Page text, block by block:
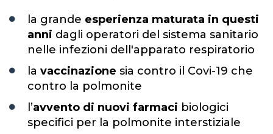
la grande esperienza maturata in questi
anni dagli operatori del sistema sanitario
nelle infezioni dell'apparato respiratorio
la vaccinazione sia contro il Covi-19 che
contro la polmonite
l’avvento di nuovi farmaci biologici
specifici per la polmonite interstiziale